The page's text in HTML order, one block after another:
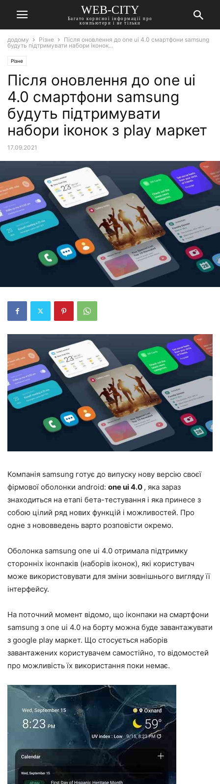
WEB-CITY
Багато корисної інформації про
компьютери і не тільки
додому Різне
Після оновлення до one ui 4.0 смартфони samsung
будуть підтримувати набори іконок...
Різне
Після оновлення до one ui
4.0 смартфони samsung
будуть підтримувати
набори іконок з play маркет
17.09.2021
Компанія samsung готує до випуску нову версію своєї
фірмової оболонки android: one ui 4.0 , яка зараз
знаходиться на етапі бета-тестування і яка принесе з
собою цілий ряд нових функцій і можливостей. Про
одне з нововведень варто розповісти окремо.
Оболонка samsung one ui 4.0 отримала підтримку
сторонніх іконпаків (наборів іконок), які користувач
може використовувати для зміни зовнішнього вигляду її
інтерфейсу.
На поточний момент відомо, що іконпаки на смартфони
samsung з one ui 4.0 на борту можна буде завантажувати
з google play маркет. Що стосується наборів
завантажених користувачем самостійно, то відомостей
про можливість їх використання поки немає.